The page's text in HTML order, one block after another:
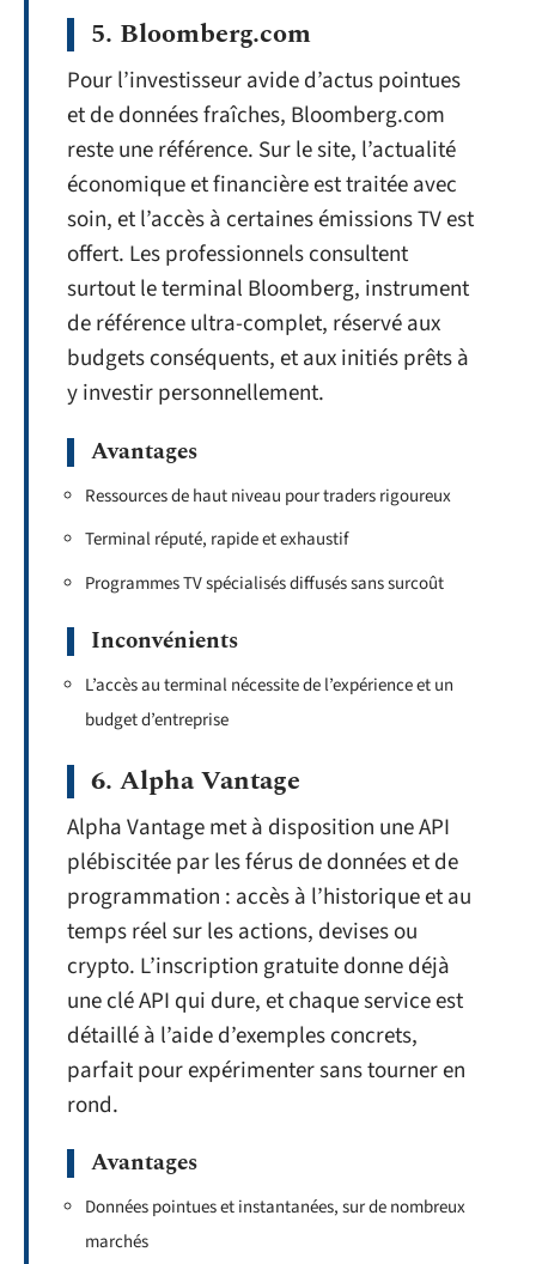
5. Bloomberg.com
Pour l’investisseur avide d’actus pointues
et de données fraîches, Bloomberg.com
reste une référence. Sur le site, l’actualité
économique et financière est traitée avec
soin, et l’accès à certaines émissions TV est
offert. Les professionnels consultent
surtout le terminal Bloomberg, instrument
de référence ultra-complet, réservé aux
budgets conséquents, et aux initiés prêts à
y investir personnellement.
Avantages
Ressources de haut niveau pour traders rigoureux
Terminal réputé, rapide et exhaustif
Programmes TV spécialisés diffusés sans surcoût
Inconvénients
L’accès au terminal nécessite de l’expérience et un
budget d’entreprise
6. Alpha Vantage
Alpha Vantage met à disposition une API
plébiscitée par les férus de données et de
programmation : accès à l’historique et au
temps réel sur les actions, devises ou
crypto. L’inscription gratuite donne déjà
une clé API qui dure, et chaque service est
détaillé à l’aide d’exemples concrets,
parfait pour expérimenter sans tourner en
rond.
Avantages
Données pointues et instantanées, sur de nombreux
marchés